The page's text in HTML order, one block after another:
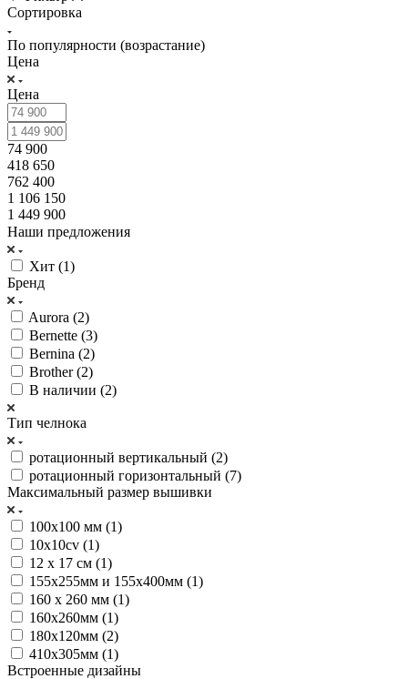
Сортировка
По популярности (возрастание)
Цена
Цена
74 900
418 650
762 400
1 106 150
1 449 900
Наши предложения
Хит (1)
Бренд
Aurora (2)
Bernette (3)
Bernina (2)
Brother (2)
В наличии (2)
Тип челнока
ротационный вертикальный (2)
ротационный горизонтальный (7)
Максимальный размер вышивки
100x100 мм (1)
10x10cv (1)
12 х 17 см (1)
155х255мм и 155х400мм (1)
160 x 260 мм (1)
160х260мм (1)
180х120мм (2)
410х305мм (1)
Встроенные дизайны